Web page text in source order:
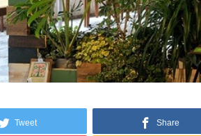
Tweet Share